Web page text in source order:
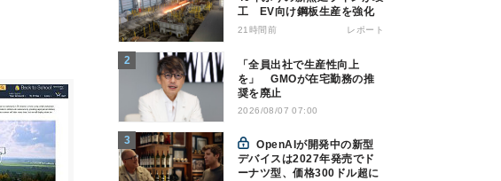
工 EV向け鋼板生産を強化
21時間前 レポート
「全員出社で生産性向上
を」 GMOが在宅勤務の推
奨を廃止
2026/08/07 07:00
OpenAIが開発中の新型
デバイスは2027年発売でド
ーナツ型、価格300ドル超に